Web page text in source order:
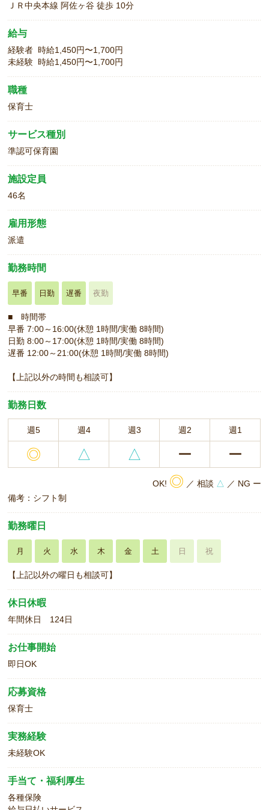
ＪＲ中央本線 阿佐ヶ谷 徒歩 10分
給与
経験者 時給1,450円〜1,700円
未経験 時給1,450円〜1,700円
職種
保育士
サービス種別
準認可保育園
施設定員
46名
雇用形態
派遣
勤務時間
早番 日勤 遅番 夜勤
■ 時間帯
早番 7:00～16:00(休憩 1時間/実働 8時間)
日勤 8:00～17:00(休憩 1時間/実働 8時間)
遅番 12:00～21:00(休憩 1時間/実働 8時間)
【上記以外の時間も相談可】
勤務日数
週5 週4 週3 週2 週1
◎ △ △ ー ー
OK! ◎ ／ 相談 △ ／ NG ー
備考：シフト制
勤務曜日
月 火 水 木 金 土 日 祝
【上記以外の曜日も相談可】
休日休暇
年間休日 124日
お仕事開始
即日OK
応募資格
保育士
実務経験
未経験OK
手当て・福利厚生
各種保険